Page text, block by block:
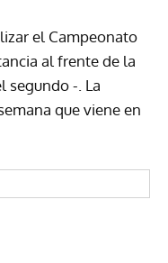
el Campeonato
al frente de la
segundo -. La
que viene en